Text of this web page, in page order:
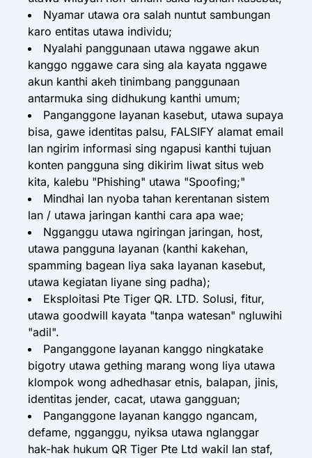
Nyamar utawa ora salah nuntut sambungan
karo entitas utawa individu;
Nyalahi panggunaan utawa nggawe akun
kanggo nggawe cara sing ala kayata nggawe
akun kanthi akeh tinimbang panggunaan
antarmuka sing didhukung kanthi umum;
Panganggone layanan kasebut, utawa supaya
bisa, gawe identitas palsu, FALSIFY alamat email
lan ngirim informasi sing ngapusi kanthi tujuan
konten pangguna sing dikirim liwat situs web
kita, kalebu "Phishing" utawa "Spoofing;"
Mindhai lan nyoba tahan kerentanan sistem
lan / utawa jaringan kanthi cara apa wae;
Ngganggu utawa ngiringan jaringan, host,
utawa pangguna layanan (kanthi kakehan,
spamming bagean liya saka layanan kasebut,
utawa kegiatan liyane sing padha);
Eksploitasi Pte Tiger QR. LTD. Solusi, fitur,
utawa goodwill kayata "tanpa watesan" ngluwihi
"adil".
Panganggone layanan kanggo ningkatake
bigotry utawa gething marang wong liya utawa
klompok wong adhedhasar etnis, balapan, jinis,
identitas jender, cacat, utawa gangguan;
Panganggone layanan kanggo ngancam,
defame, ngganggu, nyiksa utawa nglanggar
hak-hak hukum QR Tiger Pte Ltd wakil lan staf,